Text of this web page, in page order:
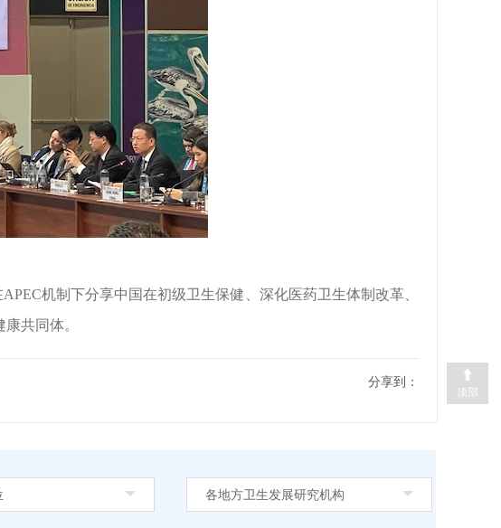
APEC机制下分享中国在初级卫生保健、 深化医药卫生体制改革、
共同体。
分享到：
顶部
各地方卫生发展研究机构